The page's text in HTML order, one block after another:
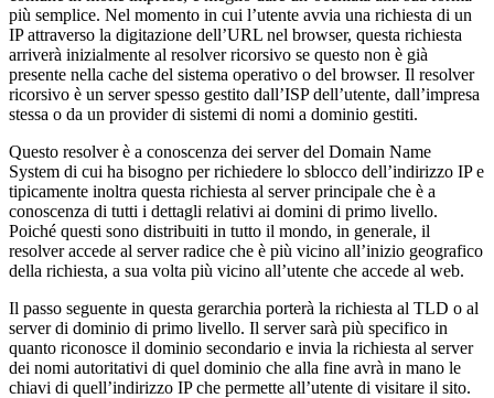
più semplice. Nel momento in cui l’utente avvia una richiesta di un
IP attraverso la digitazione dell’URL nel browser, questa richiesta
arriverà inizialmente al resolver ricorsivo se questo non è già
presente nella cache del sistema operativo o del browser. Il resolver
ricorsivo è un server spesso gestito dall’ISP dell’utente, dall’impresa
stessa o da un provider di sistemi di nomi a dominio gestiti.
Questo resolver è a conoscenza dei server del Domain Name
System di cui ha bisogno per richiedere lo sblocco dell’indirizzo IP e
tipicamente inoltra questa richiesta al server principale che è a
conoscenza di tutti i dettagli relativi ai domini di primo livello.
Poiché questi sono distribuiti in tutto il mondo, in generale, il
resolver accede al server radice che è più vicino all’inizio geografico
della richiesta, a sua volta più vicino all’utente che accede al web.
Il passo seguente in questa gerarchia porterà la richiesta al TLD o al
server di dominio di primo livello. Il server sarà più specifico in
quanto riconosce il dominio secondario e invia la richiesta al server
dei nomi autoritativi di quel dominio che alla fine avrà in mano le
chiavi di quell’indirizzo IP che permette all’utente di visitare il sito.